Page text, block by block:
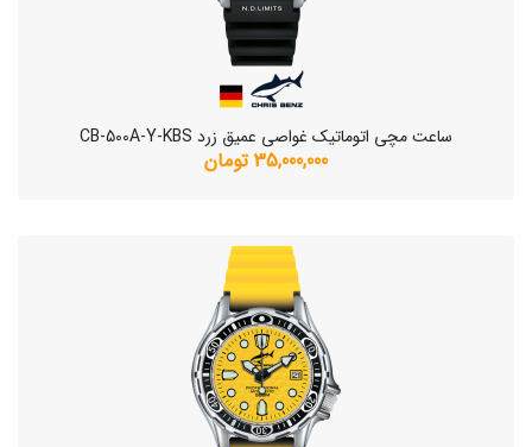
ساعت مچی اتوماتیک غواصی عمیق زرد CB-500A-Y-KBS
35,000,000 تومان